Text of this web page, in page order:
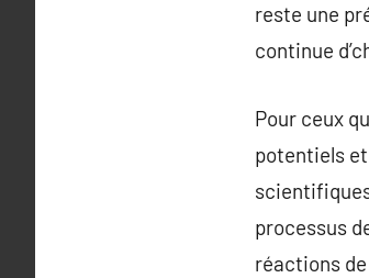
reste une
continue
Pour ceux
potentiels et
processus
réactions